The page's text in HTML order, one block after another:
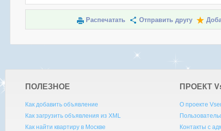
Распечатать Отправить другу
ПОЛЕЗНОЕ
Как добавить объявление
Как загрузить объявления из XML
Как найти квартиру в Москве
ПРОЕКТ V
О проекте
Контакты с